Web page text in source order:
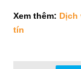
Xem thêm: Dịch
tín